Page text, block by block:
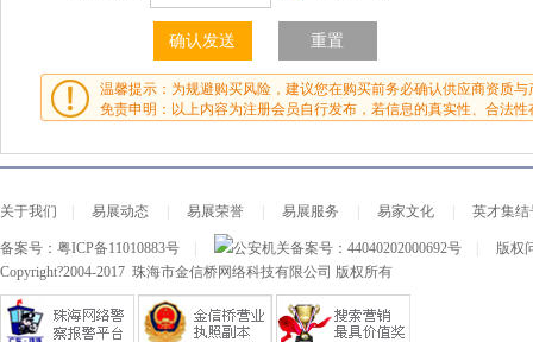
温馨提示：为规避购买风险，建议您在购买前务必确认供应商资质与
免责申明：以上内容为注册会员自行发布，若信息的真实性、合法性
关于我们 易展动态 易展荣誉 易展服务 易家文化 英才集结
备案号： 粤ICP备11010883号 公安机关备案号： 44040202000692号
版权
Copyright?2004-2017 珠海市金信桥网络科技有限公司 版权所有